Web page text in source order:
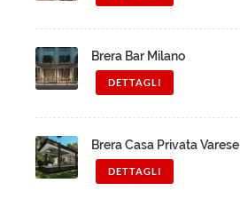
Brera Bar Milano
DETTAGLI
Brera Casa Privata Varese
DETTAGLI